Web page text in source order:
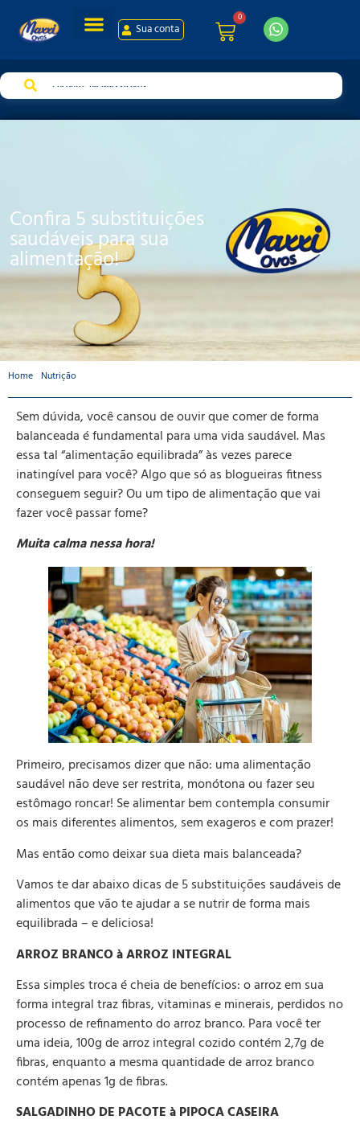
Sua conta
0
Confira 5 substituições
saudáveis para sua
alimentação!
Home Nutrição
Sem dúvida, você cansou de ouvir que comer de forma
balanceada é fundamental para uma vida saudável. Mas
essa tal “alimentação equilibrada” às vezes parece
inatingível para você? Algo que só as blogueiras fitness
conseguem seguir? Ou um tipo de alimentação que vai
fazer você passar fome?
Muita calma nessa hora!
Primeiro, precisamos dizer que não: uma alimentação
saudável não deve ser restrita, monótona ou fazer seu
estômago roncar! Se alimentar bem contempla consumir
os mais diferentes alimentos, sem exageros e com prazer!
Mas então como deixar sua dieta mais balanceada?
Vamos te dar abaixo dicas de 5 substituições saudáveis de
alimentos que vão te ajudar a se nutrir de forma mais
equilibrada – e deliciosa!
ARROZ BRANCO à ARROZ INTEGRAL
Essa simples troca é cheia de benefícios: o arroz em sua
forma integral traz fibras, vitaminas e minerais, perdidos no
processo de refinamento do arroz branco. Para você ter
uma ideia, 100g de arroz integral cozido contém 2,7g de
fibras, enquanto a mesma quantidade de arroz branco
contém apenas 1g de fibras.
SALGADINHO DE PACOTE à PIPOCA CASEIRA